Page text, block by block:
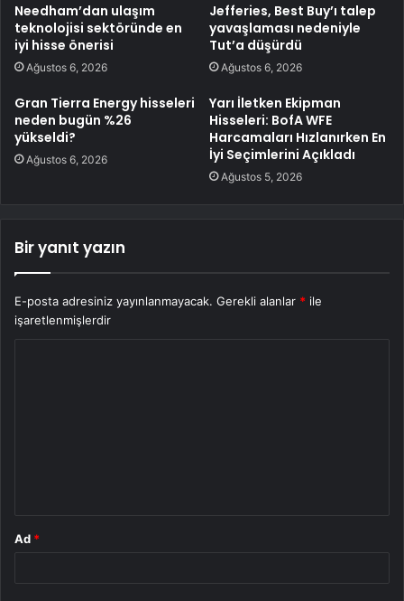
Needham’dan ulaşım
teknolojisi sektöründe en
iyi hisse önerisi
Ağustos 6, 2026
Jefferies, Best Buy’ı talep
yavaşlaması nedeniyle
Tut’a düşürdü
Ağustos 6, 2026
Gran Tierra Energy hisseleri
neden bugün %26
yükseldi?
Ağustos 6, 2026
Yarı İletken Ekipman
Hisseleri: BofA WFE
Harcamaları Hızlanırken En
İyi Seçimlerini Açıkladı
Ağustos 5, 2026
Bir yanıt yazın
E-posta adresiniz yayınlanmayacak. Gerekli alanlar * ile
işaretlenmişlerdir
Ad *